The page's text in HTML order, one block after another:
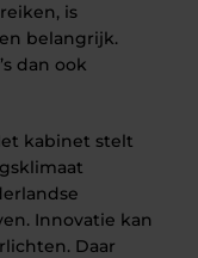
is
belangrijk.
dan ook
kabinet stelt
Innovatie kan
Daar